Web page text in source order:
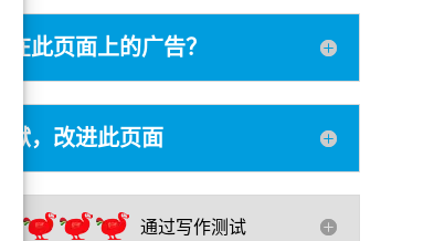
您在此页面上的广告？
贡献，改进此页面
通过写作测试